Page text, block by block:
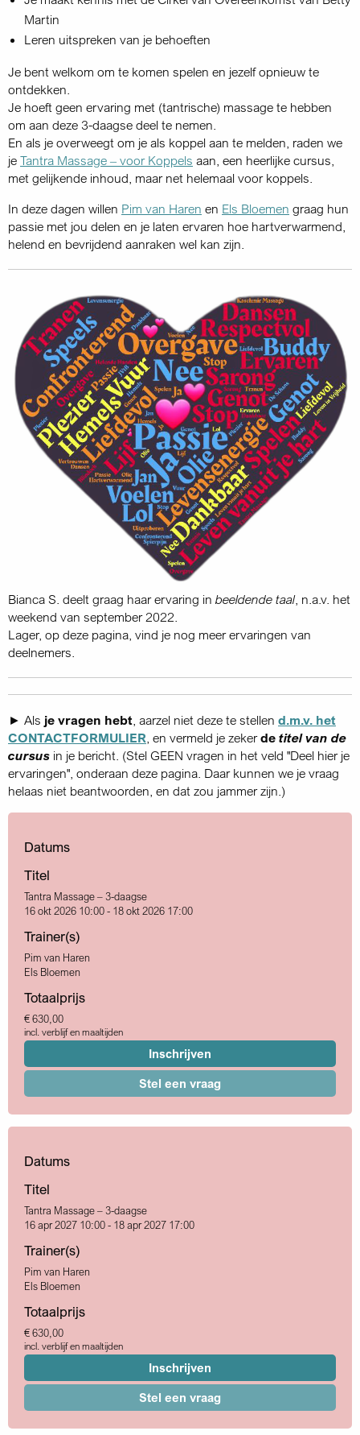
Martin
Leren uitspreken van je behoeften
Je bent welkom om te komen spelen en jezelf opnieuw te
ontdekken.
Je hoeft geen ervaring met (tantrische) massage te hebben
om aan deze 3-daagse deel te nemen.
En als je overweegt om je als koppel aan te melden, raden we
je Tantra Massage – voor Koppels aan, een heerlijke cursus,
met gelijkende inhoud, maar net helemaal voor koppels.
In deze dagen willen Pim van Haren en Els Bloemen graag hun
passie met jou delen en je laten ervaren hoe hartverwarmend,
helend en bevrijdend aanraken wel kan zijn.
Bianca S. deelt graag haar ervaring in beeldende taal, n.a.v. het
weekend van september 2022.
Lager, op deze pagina, vind je nog meer ervaringen van
deelnemers.
► Als je vragen hebt, aarzel niet deze te stellen d.m.v. het
CONTACTFORMULIER, en vermeld je zekerde titel van de
cursus in je bericht. (Stel GEEN vragen in het veld "Deel hier je
ervaringen", onderaan deze pagina. Daar kunnen we je vraag
helaas niet beantwoorden, en dat zou jammer zijn.)
Datums
Titel
Tantra Massage – 3-daagse
16 okt 2026 10:00 - 18 okt 2026 17:00
Trainer(s)
Pim van Haren
Els Bloemen
Totaalprijs
€ 630,00
incl. verblijf en maaltijden
Inschrijven
Stel een vraag
Datums
Titel
Tantra Massage – 3-daagse
16 apr 2027 10:00 - 18 apr 2027 17:00
Trainer(s)
Pim van Haren
Els Bloemen
Totaalprijs
€ 630,00
incl. verblijf en maaltijden
Inschrijven
Stel een vraag